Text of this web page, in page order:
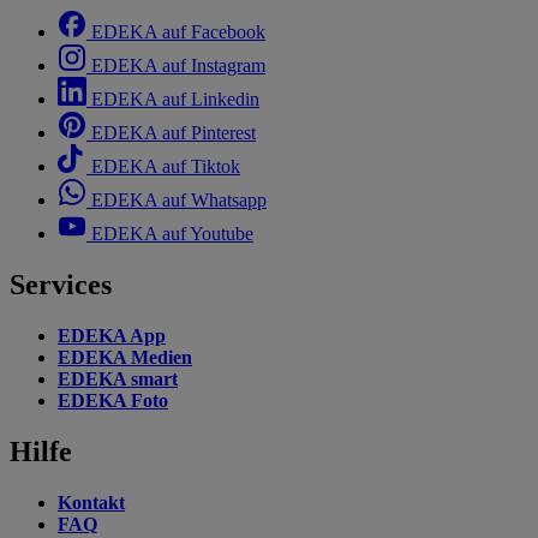
EDEKA auf Facebook
EDEKA auf Instagram
EDEKA auf Linkedin
EDEKA auf Pinterest
EDEKA auf Tiktok
EDEKA auf Whatsapp
EDEKA auf Youtube
Services
EDEKA App
EDEKA Medien
EDEKA smart
EDEKA Foto
Hilfe
Kontakt
FAQ